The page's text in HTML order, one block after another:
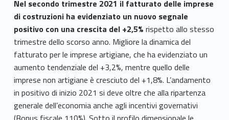
Nel secondo trimestre 2021 il fatturato delle imprese
di costruzioni ha evidenziato un nuovo segnale
positivo con una crescita del +2,5% rispetto allo stesso
trimestre dello scorso anno. Migliore la dinamica del
fatturato per le imprese artigiane, che ha evidenziato un
aumento tendenziale del +3,2%, mentre quello delle
imprese non artigiane è cresciuto del +1,8%. L’andamento
in positivo di inizio 2021 si deve oltre che alla ripartenza
generale dell’economia anche agli incentivi governativi